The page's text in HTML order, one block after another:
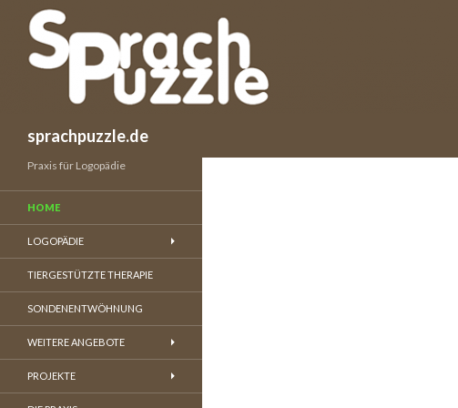
sprachpuzzle.de
Praxis für Logopädie
HOME
LOGOPÄDIE
TIERGESTÜTZTE THERAPIE
SONDENENTWÖHNUNG
WEITERE ANGEBOTE
PROJEKTE